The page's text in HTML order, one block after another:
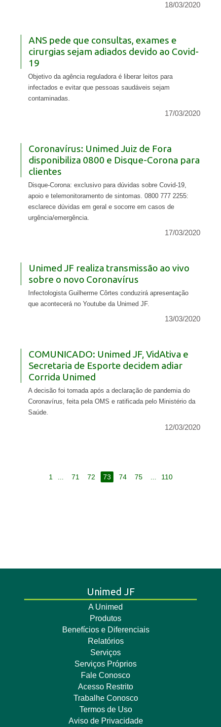
18/03/2020
ANS pede que consultas, exames e
cirurgias sejam adiados devido ao Covid-
19
Objetivo da agência reguladora é liberar leitos para
infectados e evitar que pessoas saudáveis sejam
contaminadas.
17/03/2020
Coronavírus: Unimed Juiz de Fora
disponibiliza 0800 e Disque-Corona para
clientes
Disque-Corona: exclusivo para dúvidas sobre Covid-19,
apoio e telemonitoramento de sintomas. 0800 777 2255:
esclarece dúvidas em geral e socorre em casos de
urgência/emergência.
17/03/2020
Unimed JF realiza transmissão ao vivo
sobre o novo Coronavírus
Infectologista Guilherme Côrtes conduzirá apresentação
que acontecerá no Youtube da Unimed JF.
13/03/2020
COMUNICADO: Unimed JF, VidAtiva e
Secretaria de Esporte decidem adiar
Corrida Unimed
A decisão foi tomada após a declaração de pandemia do
Coronavírus, feita pela OMS e ratificada pelo Ministério da
Saúde.
12/03/2020
1 ... 71 72 73 74 75 ... 110
Unimed JF
A Unimed
Produtos
Benefícios e Diferenciais
Relatórios
Serviços
Serviços Próprios
Fale Conosco
Acesso Restrito
Trabalhe Conosco
Termos de Uso
Aviso de Privacidade